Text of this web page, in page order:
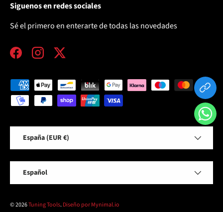
Siguenos en redes sociales
Sé el primero en enterarte de todas las novedades
FacebookInstagramTwitter
Formas de pago aceptadas
España (EUR €)
Español
© 2026Tuning Tools.Diseño por Mynimal.io